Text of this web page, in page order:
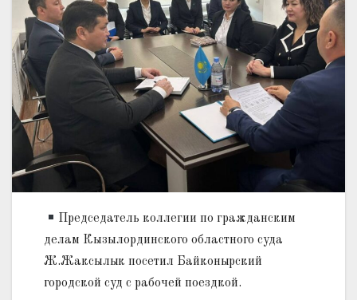
Председатель коллегии по гражданским
делам Кызылординского областного суда
Ж.Жаксылык посетил Байконырский
городской суд с рабочей поездкой.